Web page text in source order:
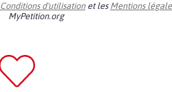
Conditions d'utilisationet les Mentions
MyPetition.org